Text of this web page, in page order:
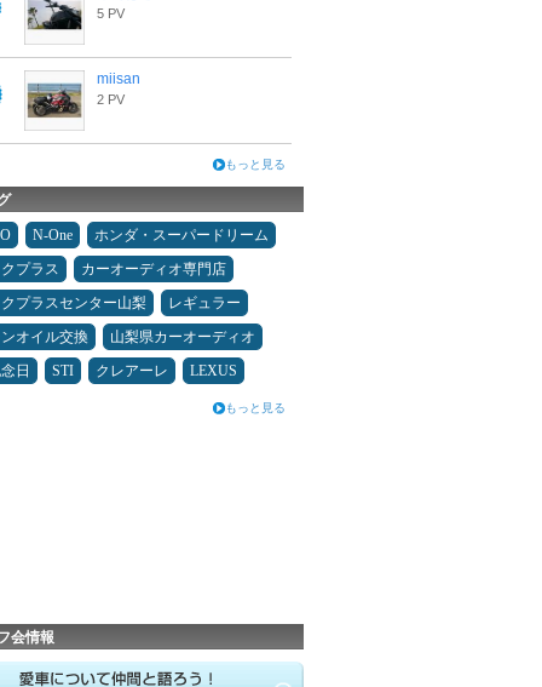
5 PV
miisan
2 PV
もっと見る
N-One
ホンダ・スーパードリーム
プラス
カーオーディオ専門店
プラスセンター山梨
レギュラー
オイル交換
山梨県カーオーディオ
日
STI クレアーレ LEXUS
もっと見る
会情報